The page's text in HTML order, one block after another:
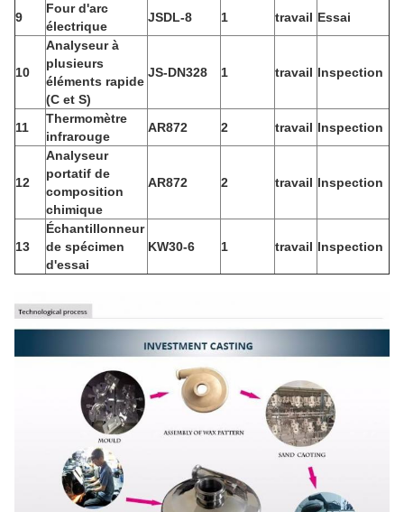
9
Four d'arc
électrique
JSDL-8 1 travail Essai
10
Analyseur à
plusieurs
éléments rapide
(C et S)
JS-DN328 1 travail Inspection
11
Thermomètre
infrarouge
AR872 2 travail Inspection
12
Analyseur
portatif de
composition
chimique
AR872 2 travail Inspection
13
Échantillonneur
de spécimen
d'essai
KW30-6 1 travail Inspection